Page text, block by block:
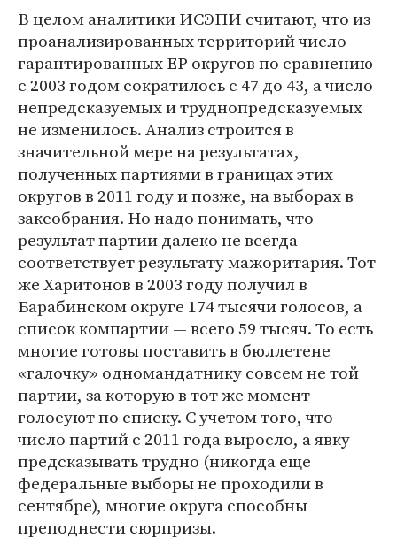
В целом аналитики ИСЭПИ считают, что из
проанализированных территорий число
гарантированных ЕР округов по сравнению
с 2003 годом сократилось с 47 до 43, а число
непредсказуемых и труднопредсказуемых
не изменилось. Анализ строится в
значительной мере на результатах,
полученных партиями в границах этих
округов в 2011 году и позже, на выборах в
заксобрания. Но надо понимать, что
результат партии далеко не всегда
соответствует результату мажоритария. Тот
же Харитонов в 2003 году получил в
Барабинском округе 174 тысячи голосов, а
список компартии — всего 59 тысяч. То есть
многие готовы поставить в бюллетене
«галочку» одномандатнику совсем не той
партии, за которую в тот же момент
голосуют по списку. С учетом того, что
число партий с 2011 года выросло, а явку
предсказывать трудно (никогда еще
федеральные выборы не проходили в
сентябре), многие округа способны
преподнести сюрпризы.